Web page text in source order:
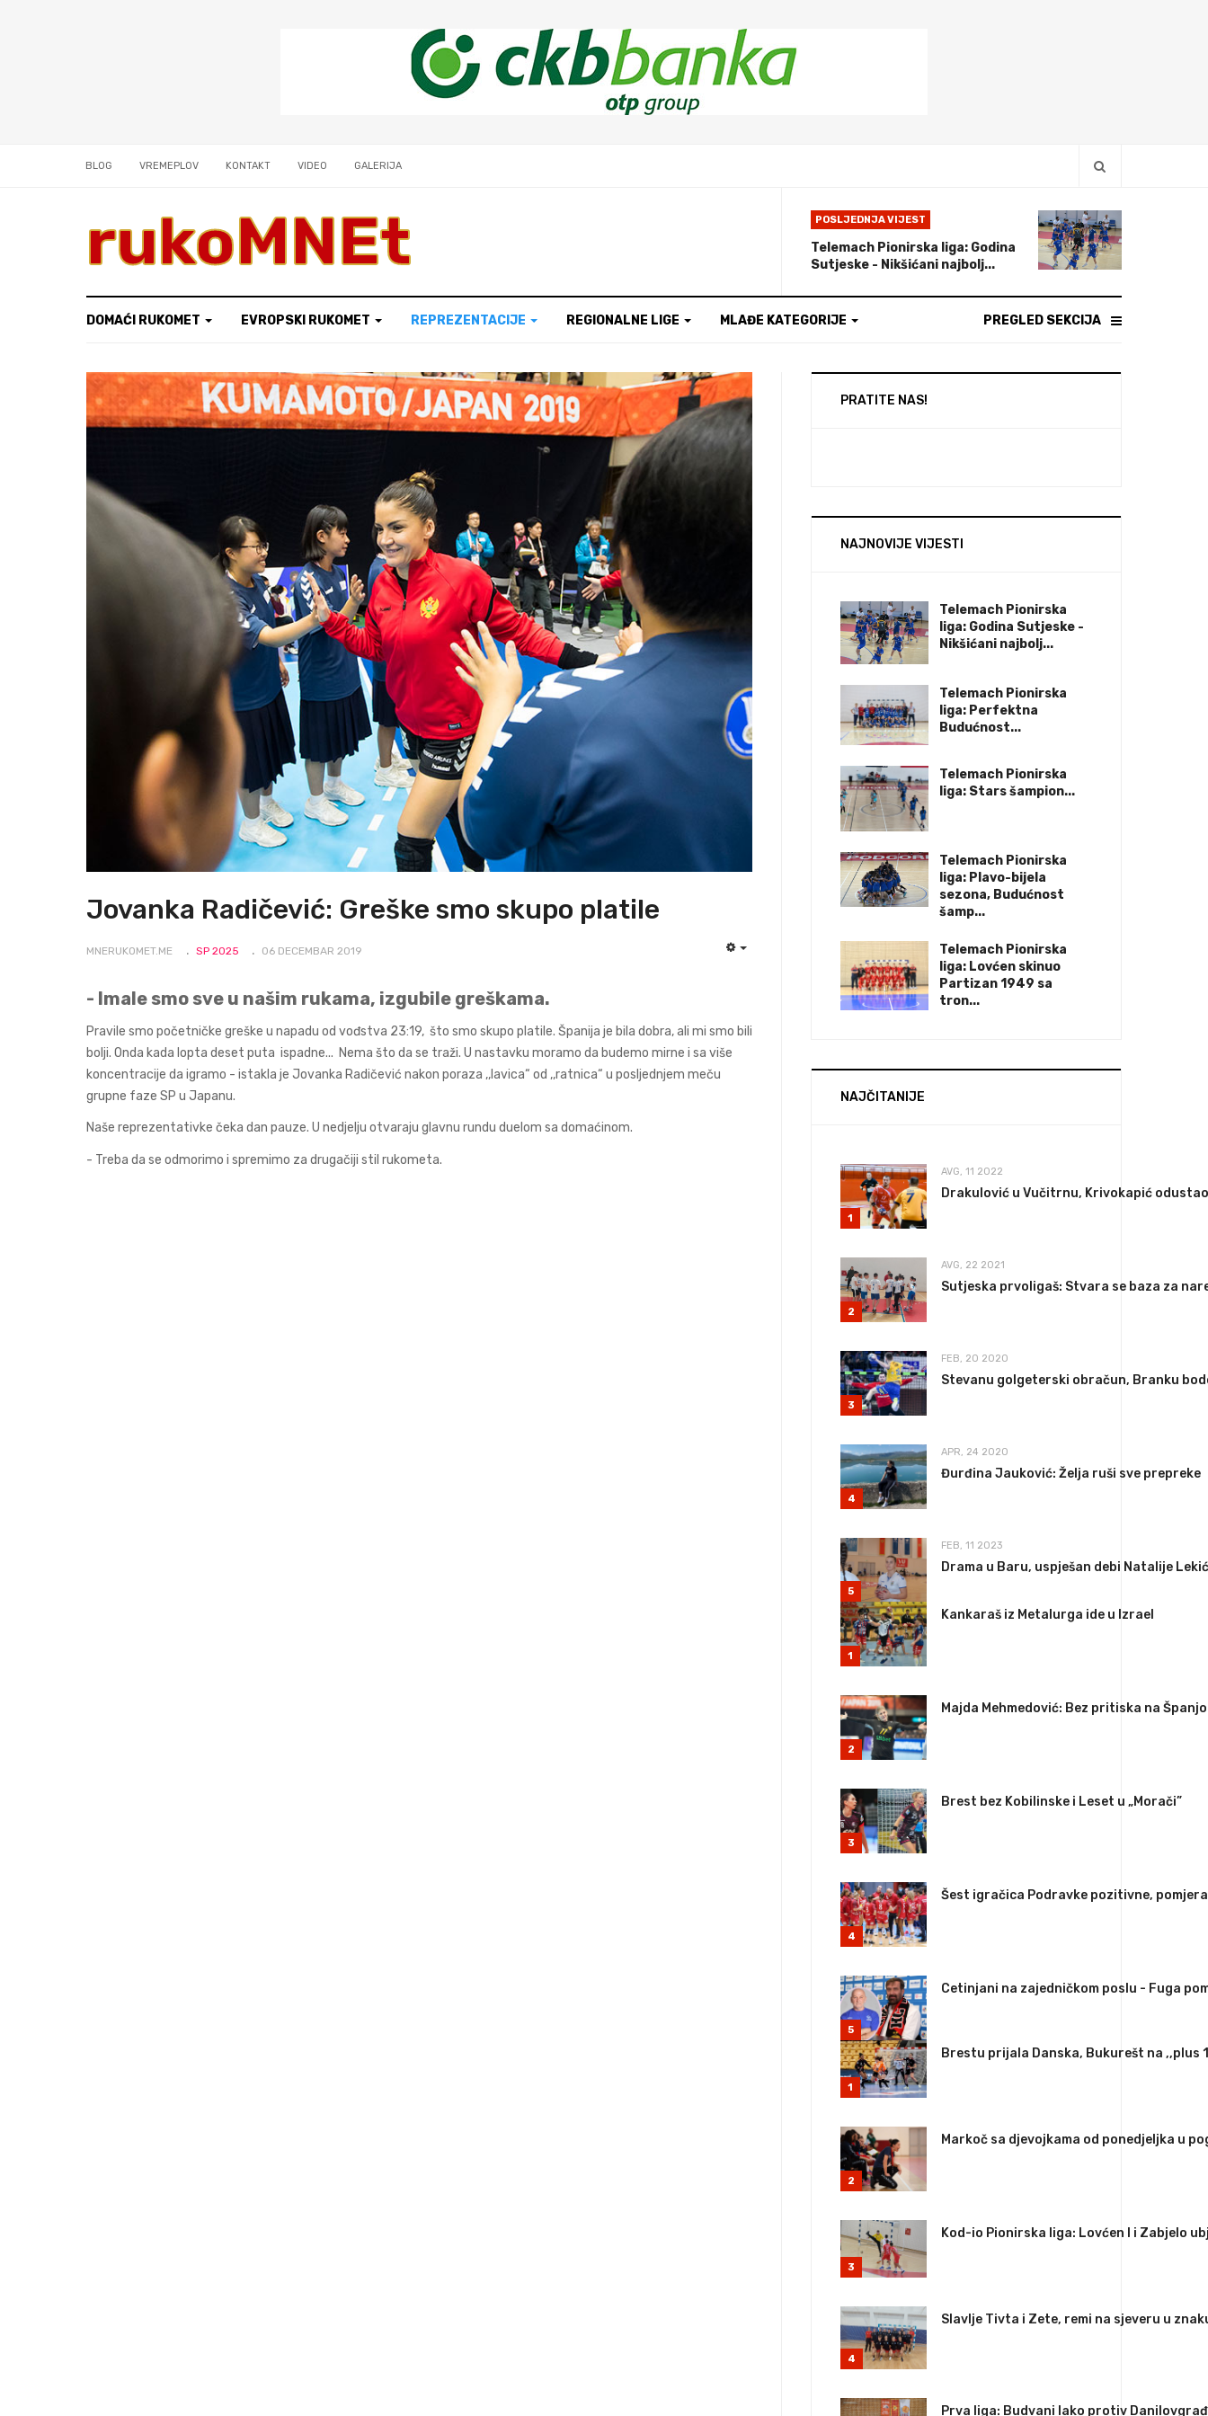
BLOG VREMEPLOV KONTAKT VIDEO GALERIJA
rukoMNEt POSLJEDNJA VIJEST
Telemach Pionirska liga: Godina
Sutjeske - Nikšićani najbolj...
DOMAĆI RUKOMET EVROPSKI RUKOMET REPREZENTACIJE REGIONALNE LIGE MLAĐE KATEGORIJE PREGLED SEKCIJA
Jovanka Radičević: Greške smo skupo platile
MNERUKOMET.ME SP 2025 06 DECEMBAR 2019
- Imale smo sve u našim rukama, izgubile greškama.
Pravile smo početničke greške u napadu od vođstva 23:19, što smo skupo platile. Španija je bila dobra, ali mi smo bili
bolji. Onda kada lopta deset puta ispadne... Nema što da se traži. U nastavku moramo da budemo mirne i sa više
koncentracije da igramo - istakla je Jovanka Radičević nakon poraza ,,lavica“ od ,,ratnica“ u posljednjem meču
grupne faze SP u Japanu.
Naše reprezentativke čeka dan pauze. U nedjelju otvaraju glavnu rundu duelom sa domaćinom.
- Treba da se odmorimo i spremimo za drugačiji stil rukometa.
PRATITE NAS!
NAJNOVIJE VIJESTI
Telemach Pionirska
liga: Godina Sutjeske -
Nikšićani najbolj...
Telemach Pionirska
liga: Perfektna
Budućnost...
Telemach Pionirska
liga: Stars šampion...
Telemach Pionirska
liga: Plavo-bijela
sezona, Budućnost
šamp...
Telemach Pionirska
liga: Lovćen skinuo
Partizan 1949 sa
tron...
NAJČITANIJE
1
AVG, 11 2022
Drakulović u Vučitrnu, Krivokapić
2
AVG, 22 2021
Sutjeska prvoligaš: Stvara se baza za
3
FEB, 20 2020
Stevanu golgeterski obračun, Branku
4
APR, 24 2020
Đurđina Jauković: Želja ruši sve prepreke
5
FEB, 11 2023
Drama u Baru, uspješan debi Natalije
1
Kankaraš iz Metalurga ide u Izrael
2
Majda Mehmedović: Bez pritiska na
3
Brest bez Kobilinske i Leset u „Morači”
4
Šest igračica Podravke pozitivne, pomjera
5
Cetinjani na zajedničkom poslu - Fuga
1
Brestu prijala Danska, Bukurešt na ,,plus
2
Markoč sa djevojkama od ponedjeljka u
3
Kod-io Pionirska liga: Lovćen I i Zabjelo
4
Slavlje Tivta i Zete, remi na sjeveru u
Prva liga: Budvani lako protiv